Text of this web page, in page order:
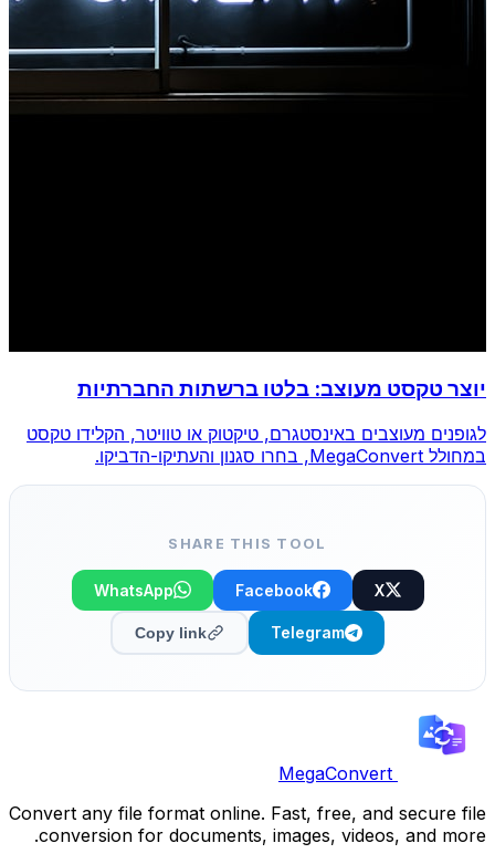
יוצר טקסט מעוצב: בלטו ברשתות החברתיות
לגופנים מעוצבים באינסטגרם, טיקטוק או טוויטר, הקלידו טקסט
במחולל MegaConvert, בחרו סגנון והעתיקו-הדביקו.
SHARE THIS TOOL
X
Facebook
WhatsApp
Telegram
Copy link
MegaConvert
Convert any file format online. Fast, free, and secure file
conversion for documents, images, videos, and more.